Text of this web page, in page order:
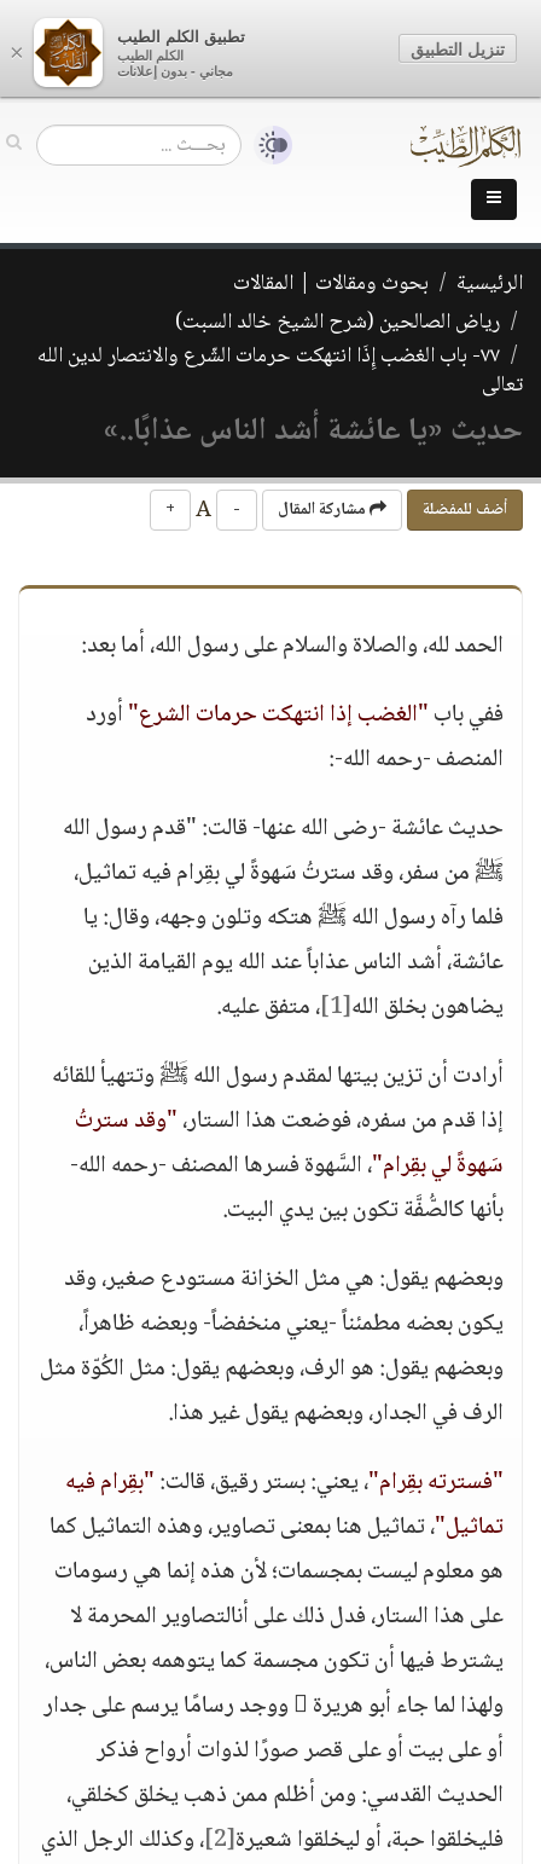
الرئيسية
بحوث ومقالات | المقالات
رياض الصالحين (شرح الشيخ خالد السبت)
٧٧- باب الغضب إِذَا انتهكت حرمات الشّرع والانتصار لدين الله
تعالى
حديث «يا عائشة أشد الناس عذابًا..»
أضف للمفضلة مشاركة المقال -
+
الحمد لله، والصلاة والسلام على رسول الله، أما بعد:
ففي باب"الغضب إذا انتهكت حرمات الشرع"أورد
المنصف -رحمه الله-:
حديث عائشة -رضى الله عنها- قالت: "قدم رسول الله
ﷺ من سفر، وقد سترتُ سَهوةً لي بقِرام فيه تماثيل،
فلما رآه رسول الله ﷺ هتكه وتلون وجهه، وقال: يا
عائشة، أشد الناس عذاباً عند الله يوم القيامة الذين
يضاهون بخلق الله[1] ، متفق عليه.
أرادت أن تزين بيتها لمقدم رسول الله ﷺ وتتهيأ للقائه
إذا قدم من سفره، فوضعت هذا الستار،"وقد سترتُ
سَهوةً لي بقِرام"، السَّهوة فسرها المصنف -رحمه الله-
بأنها كالصُّفَّة تكون بين يدي البيت.
وبعضهم يقول: هي مثل الخزانة مستودع صغير، وقد
يكون بعضه مطمئناً -يعني منخفضاً- وبعضه ظاهراً،
وبعضهم يقول: هو الرف، وبعضهم يقول: مثل الكُوّة مثل
الرف في الجدار، وبعضهم يقول غير هذا.
"فسترته بقِرام"، يعني: بستر رقيق، قالت:"بقِرام فيه
تماثيل"، تماثيل هنا بمعنى تصاوير، وهذه التماثيل كما
هو معلوم ليست بمجسمات؛ لأن هذه إنما هي رسومات
على هذا الستار، فدل ذلك على أنالتصاوير المحرمة لا
يشترط فيها أن تكون مجسمة كما يتوهمه بعض الناس،
ولهذا لما جاء أبو هريرة  ووجد رسامًا يرسم على جدار
أو على بيت أو على قصر صورًا لذوات أرواح فذكر
الحديث القدسي: ومن أظلم ممن ذهب يخلق كخلقي،
فليخلقوا حبة، أو ليخلقوا شعيرة[2] ، وكذلك الرجل الذي
×
تطبيق الكلم الطيب
الكلم الطيب
مجاني - بدون إعلانات
تنزيل التطبيق